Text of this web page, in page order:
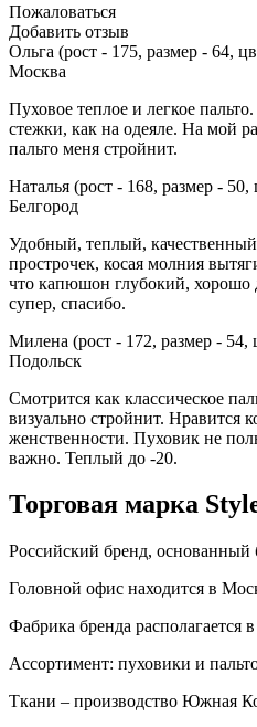
Пожаловаться
Добавить отзыв
Ольга (рост - 175, размер - 64,
Москва
Пуховое теплое и легкое
стежки, как на одеяле. На мой
пальто меня стройнит.
Наталья (рост - 168, размер -
Белгород
Удобный, теплый,
прострочек, косая молния
что капюшон глубокий, хорошо
супер, спасибо.
Милена (рост - 172, размер -
Подольск
Смотрится как классическое
визуально стройнит. Нравится
женственности. Пуховик не
важно. Теплый до -20.
Торговая марка
Российский бренд, основанный
Головной офис находится в
Фабрика бренда располагается
Ассортимент: пуховики и
Ткани – производство Южная